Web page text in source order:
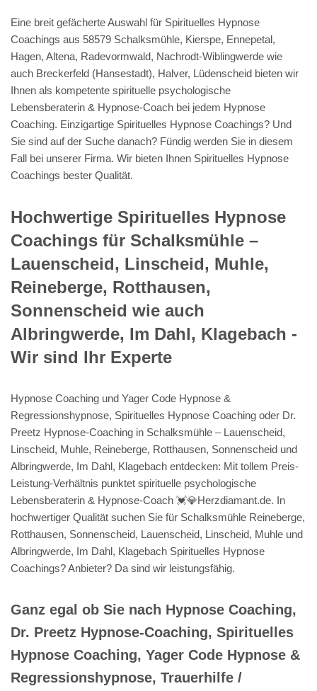
Eine breit gefächerte Auswahl für Spirituelles Hypnose
Coachings aus 58579 Schalksmühle, Kierspe, Ennepetal,
Hagen, Altena, Radevormwald, Nachrodt-Wiblingwerde wie
auch Breckerfeld (Hansestadt), Halver, Lüdenscheid bieten wir
Ihnen als kompetente spirituelle psychologische
Lebensberaterin & Hypnose-Coach bei jedem Hypnose
Coaching. Einzigartige Spirituelles Hypnose Coachings? Und
Sie sind auf der Suche danach? Fündig werden Sie in diesem
Fall bei unserer Firma. Wir bieten Ihnen Spirituelles Hypnose
Coachings bester Qualität.
Hochwertige Spirituelles Hypnose
Coachings für Schalksmühle –
Lauenscheid, Linscheid, Muhle,
Reineberge, Rotthausen,
Sonnenscheid wie auch
Albringwerde, Im Dahl, Klagebach -
Wir sind Ihr Experte
Hypnose Coaching und Yager Code Hypnose &
Regressionshypnose, Spirituelles Hypnose Coaching oder Dr.
Preetz Hypnose-Coaching in Schalksmühle – Lauenscheid,
Linscheid, Muhle, Reineberge, Rotthausen, Sonnenscheid und
Albringwerde, Im Dahl, Klagebach entdecken: Mit tollem Preis-
Leistung-Verhältnis punktet spirituelle psychologische
Lebensberaterin & Hypnose-Coach 💓️💎Herzdiamant.de. In
hochwertiger Qualität suchen Sie für Schalksmühle Reineberge,
Rotthausen, Sonnenscheid, Lauenscheid, Linscheid, Muhle und
Albringwerde, Im Dahl, Klagebach Spirituelles Hypnose
Coachings? Anbieter? Da sind wir leistungsfähig.
Ganz egal ob Sie nach Hypnose Coaching,
Dr. Preetz Hypnose-Coaching, Spirituelles
Hypnose Coaching, Yager Code Hypnose &
Regressionshypnose, Trauerhilfe /